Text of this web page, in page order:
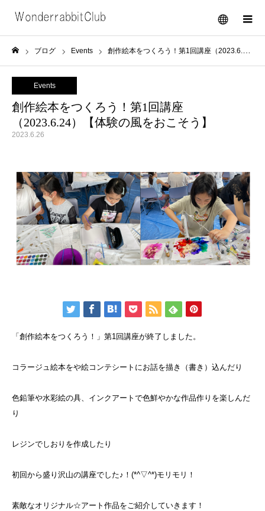
メニュー
ブログ Events 創作絵本をつくろう！第1回講座（2023.6.24）【体験の風をおこそう】
Events
創作絵本をつくろう！第1回講座
（2023.6.24）【体験の風をおこそう】
2023.6.26
「創作絵本をつくろう！」第1回講座が終了しました。
コラージュ絵本をや絵コンテシートにお話を描き（書き）込んだり
色鉛筆や水彩絵の具、インクアートで色鮮やかな作品作りを楽しんだ
り
レジンでしおりを作成したり
初回から盛り沢山の講座でした♪！(*^▽^*)モリモリ！
素敵なオリジナル☆アート作品をご紹介していきます！